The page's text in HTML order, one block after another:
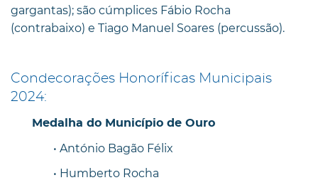
gargantas); são cúmplices Fábio Rocha
(contrabaixo) e Tiago Manuel Soares (percussão).
Condecorações Honoríficas Municipais
2024:
Medalha do Município de Ouro
• António Bagão Félix
• Humberto Rocha